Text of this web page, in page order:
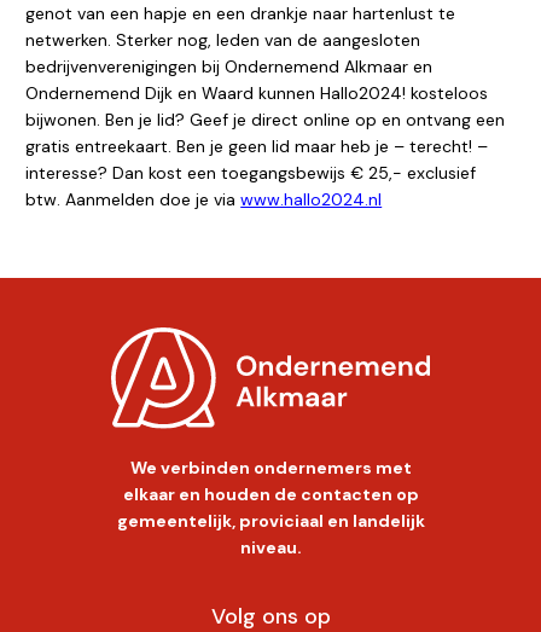
genot van een hapje en een drankje naar hartenlust te
netwerken. Sterker nog, leden van de aangesloten
bedrijvenverenigingen bij Ondernemend Alkmaar en
Ondernemend Dijk en Waard kunnen Hallo2024! kosteloos
bijwonen. Ben je lid? Geef je direct online op en ontvang een
gratis entreekaart. Ben je geen lid maar heb je – terecht! –
interesse? Dan kost een toegangsbewijs € 25,- exclusief
btw. Aanmelden doe je viawww.hallo2024.nl
We verbinden ondernemers met
elkaar en houden de contacten op
gemeentelijk, proviciaal en landelijk
niveau.
Volg ons op